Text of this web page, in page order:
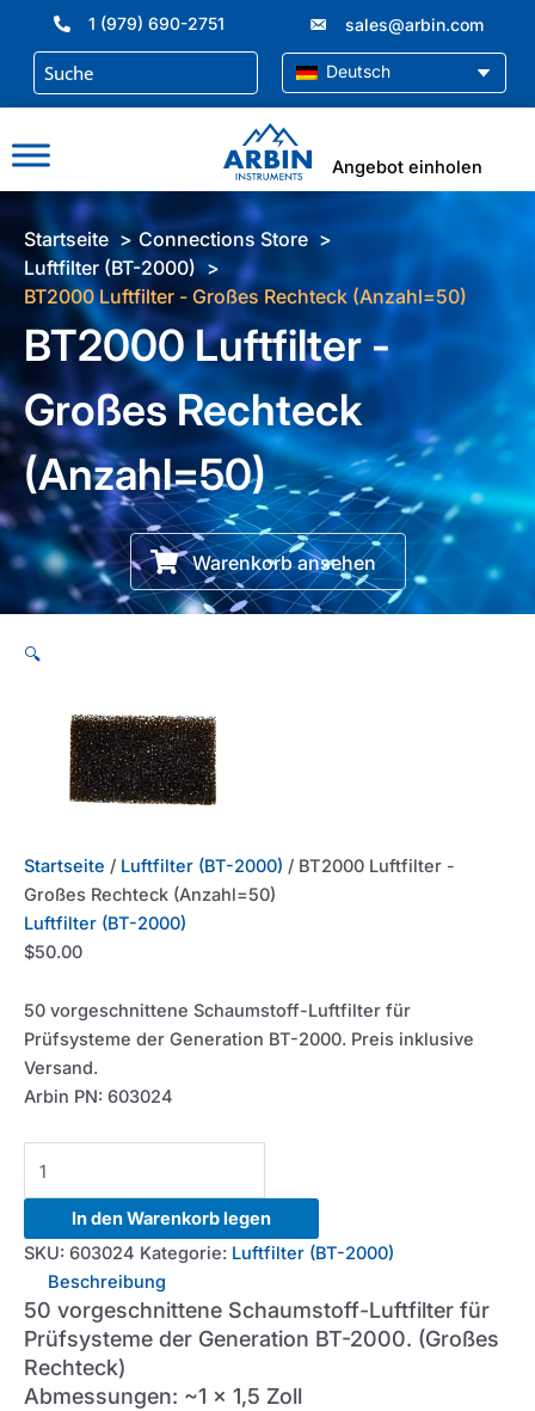
springen
1 (979) 690-2751 sales@arbin.com
Deutsch
Angebot einholen
Startseite
Connections Store
Luftfilter (BT-2000)
BT2000 Luftfilter - Großes Rechteck (Anzahl=50)
BT2000 Luftfilter -
Großes Rechteck
(Anzahl=50)
Warenkorb ansehen
🔍
Startseite / Luftfilter (BT-2000) / BT2000 Luftfilter -
Großes Rechteck (Anzahl=50)
Luftfilter (BT-2000)
$50.00
50 vorgeschnittene Schaumstoff-Luftfilter für
Prüfsysteme der Generation BT-2000. Preis inklusive
Versand.
Arbin PN: 603024
Air
Filters
-
Rectangle
(Qty=50)
Menge
In den Warenkorb legen
SKU: 603024 Kategorie: Luftfilter (BT-2000)
Beschreibung
50 vorgeschnittene Schaumstoff-Luftfilter für
Prüfsysteme der Generation BT-2000. (Großes
Rechteck)
Abmessungen: ~1 x 1,5 Zoll